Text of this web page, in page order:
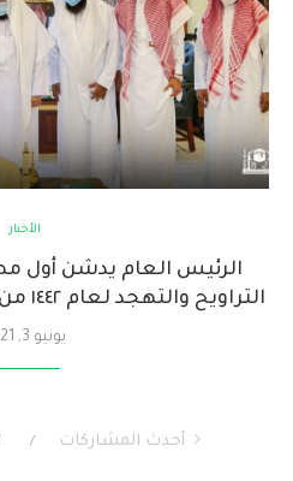
الأخبار
الرئيس العام يدشن أول
التراويح والتهجد لعام ١٤٤٢ من المسجد الحرام (بصائر)
يونيو 3, 2021
أحدث المشاركات